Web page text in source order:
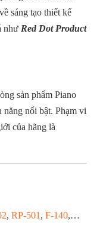
sáng tạo thiết kế
như Red Dot Product
sản phẩm Piano
nổi bật. Phạm vi
của hãng là
,RP-501 ,F-140,…